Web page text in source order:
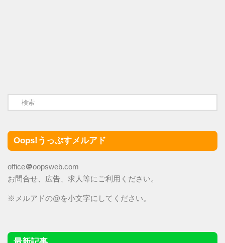
Oops!うっぷすメルアド
office＠oopsweb.com
お問合せ、広告、求人等にご利用ください。
※メルアドの@を小文字にしてください。